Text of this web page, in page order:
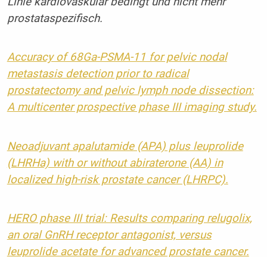
prostataspezifisch.
Accuracy of 68Ga-PSMA-11 for pelvic nodal
metastasis detection prior to radical
prostatectomy and pelvic lymph node dissection:
A multicenter prospective phase III imaging study.
Neoadjuvant apalutamide (APA) plus leuprolide
(LHRHa) with or without abiraterone (AA) in
localized high-risk prostate cancer (LHRPC).
HERO phase III trial: Results comparing relugolix,
an oral GnRH receptor antagonist, versus
leuprolide acetate for advanced prostate cancer.